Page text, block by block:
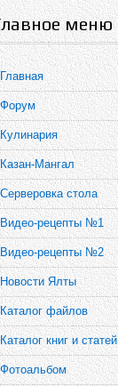
меню
Главная
Форум
Кулинария
Казан-Мангал
Серверовка стола
Видео-рецепты №1
Видео-рецепты №2
Новости Ялты
Каталог файлов
Каталог книг и статей
Фотоальбом